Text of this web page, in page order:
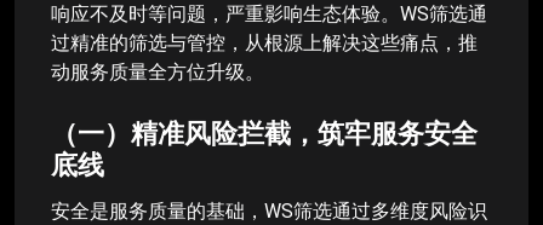
响应不及时等问题，严重影响生态体验。WS筛选通
过精准的筛选与管控，从根源上解决这些痛点，推
动服务质量全方位升级。
（一）精准风险拦截，筑牢服务安全
底线
安全是服务质量的基础，WS筛选通过多维度风险识